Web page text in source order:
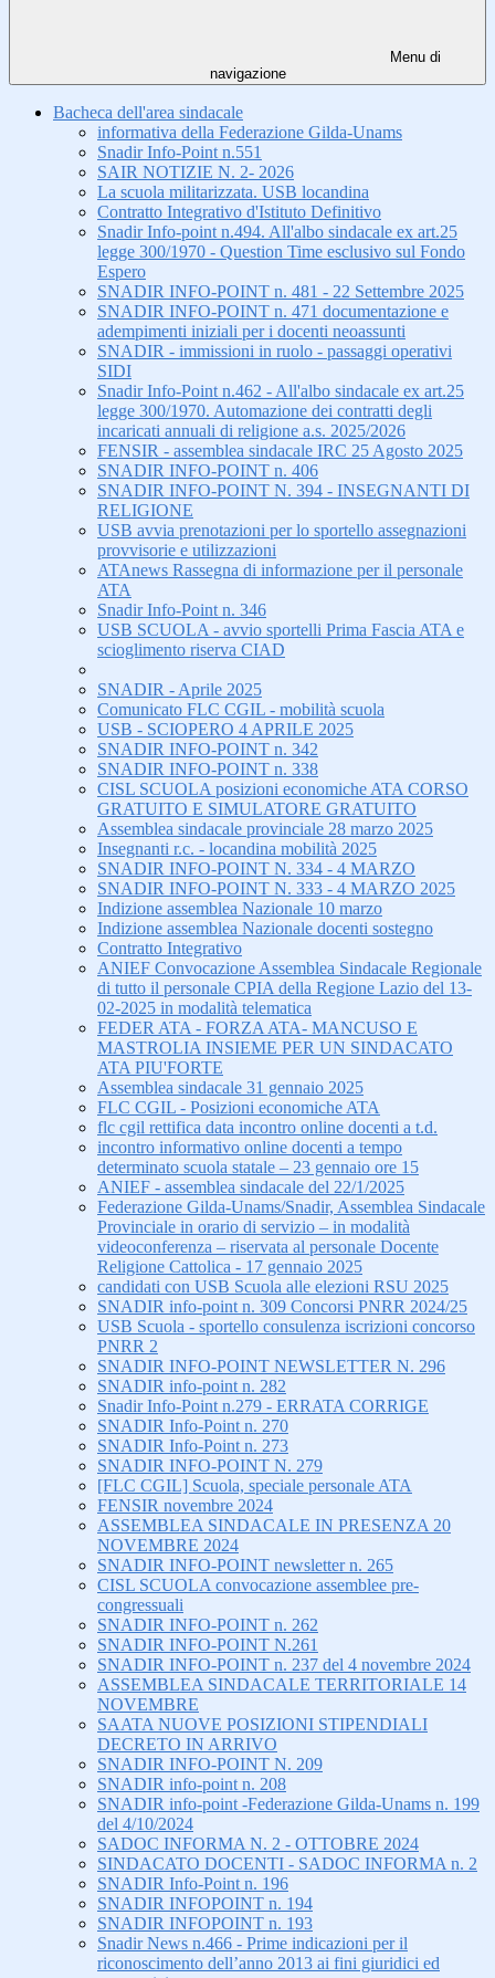
Menu di
navigazione
Bacheca dell'area sindacale
informativa della Federazione Gilda-Unams
Snadir Info-Point n.551
SAIR NOTIZIE N. 2- 2026
La scuola militarizzata. USB locandina
Contratto Integrativo d'Istituto Definitivo
Snadir Info-point n.494. All'albo sindacale ex art.25
legge 300/1970 - Question Time esclusivo sul Fondo
Espero
SNADIR INFO-POINT n. 481 - 22 Settembre 2025
SNADIR INFO-POINT n. 471 documentazione e
adempimenti iniziali per i docenti neoassunti
SNADIR - immissioni in ruolo - passaggi operativi
SIDI
Snadir Info-Point n.462 - All'albo sindacale ex art.25
legge 300/1970. Automazione dei contratti degli
incaricati annuali di religione a.s. 2025/2026
FENSIR - assemblea sindacale IRC 25 Agosto 2025
SNADIR INFO-POINT n. 406
SNADIR INFO-POINT N. 394 - INSEGNANTI DI
RELIGIONE
USB avvia prenotazioni per lo sportello assegnazioni
provvisorie e utilizzazioni
ATAnews Rassegna di informazione per il personale
ATA
Snadir Info-Point n. 346
USB SCUOLA - avvio sportelli Prima Fascia ATA e
scioglimento riserva CIAD
SNADIR - Aprile 2025
Comunicato FLC CGIL - mobilità scuola
USB - SCIOPERO 4 APRILE 2025
SNADIR INFO-POINT n. 342
SNADIR INFO-POINT n. 338
CISL SCUOLA posizioni economiche ATA CORSO
GRATUITO E SIMULATORE GRATUITO
Assemblea sindacale provinciale 28 marzo 2025
Insegnanti r.c. - locandina mobilità 2025
SNADIR INFO-POINT N. 334 - 4 MARZO
SNADIR INFO-POINT N. 333 - 4 MARZO 2025
Indizione assemblea Nazionale 10 marzo
Indizione assemblea Nazionale docenti sostegno
Contratto Integrativo
ANIEF Convocazione Assemblea Sindacale Regionale
di tutto il personale CPIA della Regione Lazio del 13-
02-2025 in modalità telematica
FEDER ATA - FORZA ATA- MANCUSO E
MASTROLIA INSIEME PER UN SINDACATO
ATA PIU'FORTE
Assemblea sindacale 31 gennaio 2025
FLC CGIL - Posizioni economiche ATA
flc cgil rettifica data incontro online docenti a t.d.
incontro informativo online docenti a tempo
determinato scuola statale – 23 gennaio ore 15
ANIEF - assemblea sindacale del 22/1/2025
Federazione Gilda-Unams/Snadir, Assemblea Sindacale
Provinciale in orario di servizio – in modalità
videoconferenza – riservata al personale Docente
Religione Cattolica - 17 gennaio 2025
candidati con USB Scuola alle elezioni RSU 2025
SNADIR info-point n. 309 Concorsi PNRR 2024/25
USB Scuola - sportello consulenza iscrizioni concorso
PNRR 2
SNADIR INFO-POINT NEWSLETTER N. 296
SNADIR info-point n. 282
Snadir Info-Point n.279 - ERRATA CORRIGE
SNADIR Info-Point n. 270
SNADIR Info-Point n. 273
SNADIR INFO-POINT N. 279
[FLC CGIL] Scuola, speciale personale ATA
FENSIR novembre 2024
ASSEMBLEA SINDACALE IN PRESENZA 20
NOVEMBRE 2024
SNADIR INFO-POINT newsletter n. 265
CISL SCUOLA convocazione assemblee pre-
congressuali
SNADIR INFO-POINT n. 262
SNADIR INFO-POINT N.261
SNADIR INFO-POINT n. 237 del 4 novembre 2024
ASSEMBLEA SINDACALE TERRITORIALE 14
NOVEMBRE
SAATA NUOVE POSIZIONI STIPENDIALI
DECRETO IN ARRIVO
SNADIR INFO-POINT N. 209
SNADIR info-point n. 208
SNADIR info-point -Federazione Gilda-Unams n. 199
del 4/10/2024
SADOC INFORMA N. 2 - OTTOBRE 2024
SINDACATO DOCENTI - SADOC INFORMA n. 2
SNADIR Info-Point n. 196
SNADIR INFOPOINT n. 194
SNADIR INFOPOINT n. 193
Snadir News n.466 - Prime indicazioni per il
riconoscimento dell’anno 2013 ai fini giuridici ed